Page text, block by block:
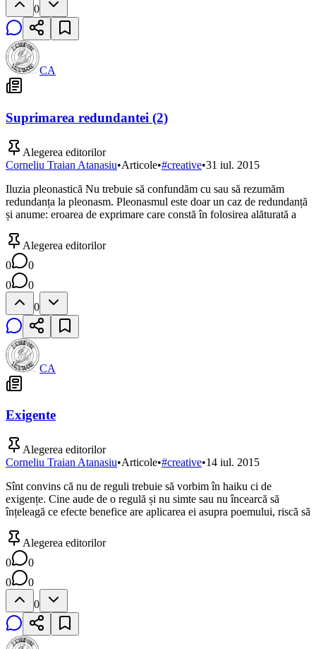
0
CA
Suprimarea redundantei (2)
Alegerea editorilor
Corneliu Traian Atanasiu•Articole•#creative•31 iul. 2015
Iluzia pleonastică Nu trebuie să confundăm cu sau să rezumăm
redundanța la pleonasm. Pleonasmul este doar un caz de redundanță
și anume: eroarea de exprimare care constă în folosirea alăturată a
Alegerea editorilor
0
0
0
0
0
CA
Exigente
Alegerea editorilor
Corneliu Traian Atanasiu•Articole•#creative•14 iul. 2015
Sînt convins că nu de reguli trebuie să vorbim în haiku ci de
exigențe. Cine aude de o regulă și nu simte sau nu încearcă să
înțeleagă ce efecte benefice are aplicarea ei asupra poemului, riscă să
Alegerea editorilor
0
0
0
0
0